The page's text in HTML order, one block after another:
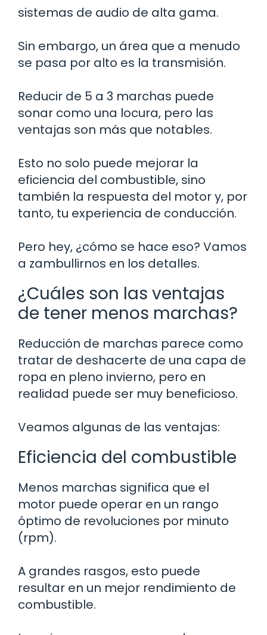
sistemas de audio de alta gama.
Sin embargo, un área que a menudo
se pasa por alto es la transmisión.
Reducir de 5 a 3 marchas puede
sonar como una locura, pero las
ventajas son más que notables.
Esto no solo puede mejorar la
eficiencia del combustible, sino
también la respuesta del motor y, por
tanto, tu experiencia de conducción.
Pero hey, ¿cómo se hace eso? Vamos
a zambullirnos en los detalles.
¿Cuáles son las ventajas
de tener menos marchas?
Reducción de marchas parece como
tratar de deshacerte de una capa de
ropa en pleno invierno, pero en
realidad puede ser muy beneficioso.
Veamos algunas de las ventajas:
Eficiencia del combustible
Menos marchas significa que el
motor puede operar en un rango
óptimo de revoluciones por minuto
(rpm).
A grandes rasgos, esto puede
resultar en un mejor rendimiento de
combustible.